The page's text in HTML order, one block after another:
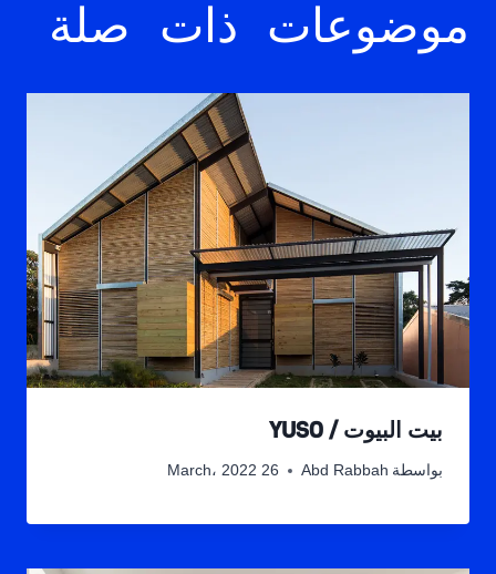
موضوعات ذات صلة
بيت البيوت / YUSO
بواسطة Abd Rabbah 26 March، 2022